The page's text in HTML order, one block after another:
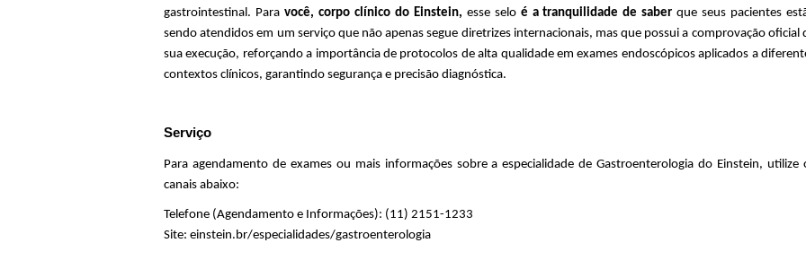
gastrointestinal. Para você, corpo clínico do Einstein, esse selo é a tranquilidade de saber que seus pacientes
sendo atendidos em um serviço que não apenas segue diretrizesinternacionais, mas que possui a comprovação oficial
sua execução, reforçando a importância de protocolos de alta qualidade em exames endoscópicos aplicados a
contextos clínicos, garantindo segurança e precisão diagnóstica.
Serviço
Para agendamento de exames ou mais informações sobre a especialidade de Gastroenterologia do Einstein, utilize
canais abaixo:
Telefone (Agendamento e Informações): (11) 2151-1233
Site: einstein.br/especialidades/gastroenterologia